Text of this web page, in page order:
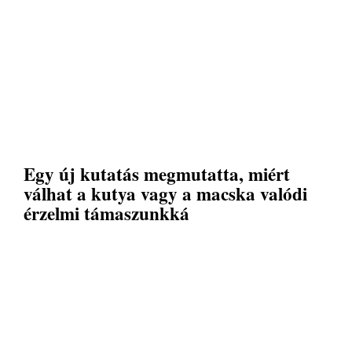
Egy új kutatás megmutatta, miért
válhat a kutya vagy a macska valódi
érzelmi támaszunkká